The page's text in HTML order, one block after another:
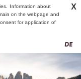
X
Information about
on the webpage and
for application of
DE